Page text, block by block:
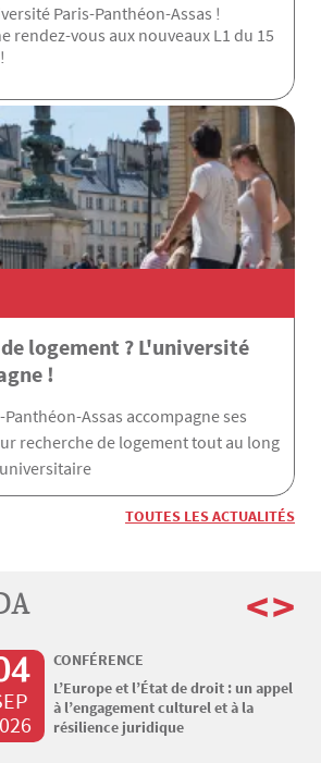
Paris-Panthéon-Assas !
rendez-vous aux nouveaux L1 du 15
logement ? L'université
!
Panthéon-Assas accompagne ses
recherche de logement tout au long
TOUTES LES ACTUALITÉS
CONFÉRENCE
L’Europe et l’État de droit : un appel
à l’engagement culturel et à la
résilience juridique
<>